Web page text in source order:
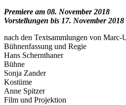
Premiere am 08. November 2018
Vorstellungen bis 17. November 2018
nach den Textsammlungen von
Bühnenfassung und Regie
Hans Schernthaner
Bühne
Sonja Zander
Kostüme
Anne Spitzer
Film und Projektion